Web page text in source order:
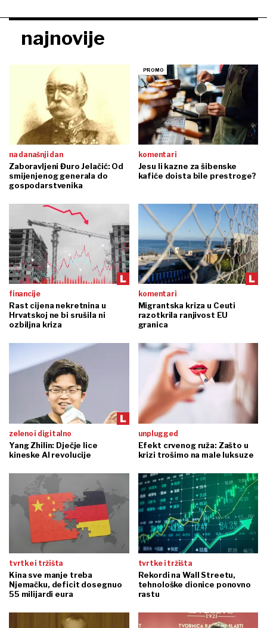
najnovije
na današnji dan
Zaboravljeni Đuro Jelačić: Od
smijenjenog generala do
gospodarstvenika
komentari
Jesu li kazne za šibenske
kafiće doista bile prestroge?
financije
Rast cijena nekretnina u
Hrvatskoj ne bi srušila ni
ozbiljna kriza
komentari
Migrantska kriza u Ceuti
razotkrila ranjivost EU
granica
zeleno i digitalno
Yang Zhilin: Dječje lice
kineske AI revolucije
unplugged
Efekt crvenog ruža: Zašto u
krizi trošimo na male luksuze
tvrtke i tržišta
Kina sve manje treba
Njemačku, deficit dosegnuo
55 milijardi eura
tvrtke i tržišta
Rekordi na Wall Streetu,
tehnološke dionice ponovno
rastu